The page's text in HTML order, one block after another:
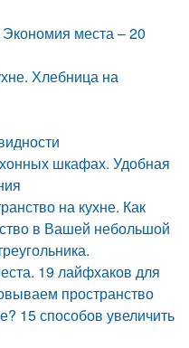
места – 20
Хлебница на
шкафах. Удобная
на кухне. Как
в Вашей небольшой
19 лайфхаков для
пространство
15 способов увеличить